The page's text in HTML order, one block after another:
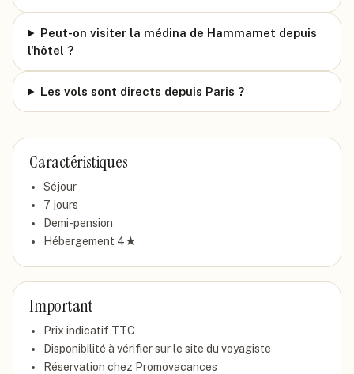
Peut-on visiter la médina de Hammamet depuis
l'hôtel ?
Les vols sont directs depuis Paris ?
Caractéristiques
Séjour
7 jours
Demi-pension
Hébergement 4★
Important
Prix indicatif TTC
Disponibilité à vérifier sur le site du voyagiste
Réservation chez Promovacances